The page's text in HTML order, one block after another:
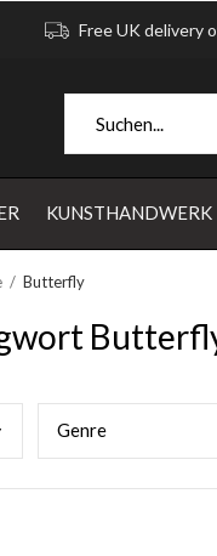
KUNSTHANDWERK
Free UK delivery
Butterfly
Genre